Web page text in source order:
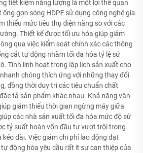
tiết kiệm năng lượng là một lợi thế quan
gợn sóng HDPE sử dụng công nghệ gia
thiểu mức tiêu thụ điện năng so với các
Thiết kế được tối ưu hóa giúp giảm
qua việc kiểm soát chính xác các thông
cắt tự động nhằm tối đa hóa tỷ lệ sử
Tính linh hoạt trong lập lịch sản xuất cho
chóng thích ứng với những thay đổi
đồng thời duy trì các tiêu chuẩn chất
tả sản phẩm khác nhau. Khả năng vận
giảm thiểu thời gian ngừng máy giữa
các nhà sản xuất tối đa hóa mức độ sử
tỷ suất hoàn vốn đầu tư vượt trội trong
dài. Việc giảm chi phí lao động đạt
động hóa yêu cầu rất ít sự can thiệp của